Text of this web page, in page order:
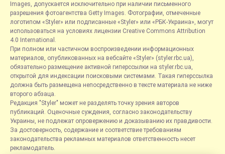
Images, допускается исключительно при наличии письменного
разрешения фотоагентства Getty Images. Фотографии, отмеченные
логотипом «Styler» или подписанные «Styler» или «РБК-Украина», могут
использоваться на условиях лицензии Creative Commons Attribution
4.0 International.
При полном или частичном воспроизведении информационных
материалов, опубликованных на вебсайте «Styler» (styler.rbc.ua),
обязательно размещение активной гиперссылки на styler.rbc.ua,
открытой для индексации поисковыми системами. Такая гиперссылка
должна быть размещена непосредственно в тексте материала не ниже
второго абзаца.
Редакция "Styler" может не разделять точку зрения авторов
публикаций. Оценочные суждения, согласно законодательству
Украины, не подлежат опровержению и доказыванию их правдивости.
За достоверность, содержание и соответствие требованиям
законодательства рекламных материалов ответственность несет
рекламодатель.